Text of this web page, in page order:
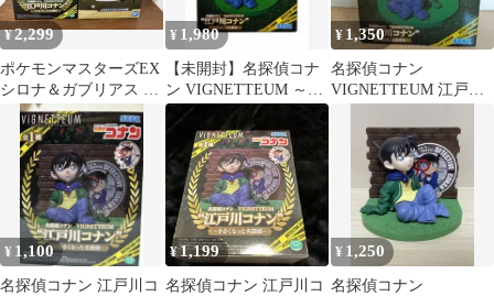
¥2,299
ポケモンマスターズEX
シロナ＆ガブリアス 江
戸川コナン フィギュ
ア 2体セット
¥ 1,980
【未開封】名探偵コナ
ン VIGNETTEUM ～小
さくなった名探偵～
¥ 1,350
名探偵コナン
VIGNETTEUM 江戸川
名探偵～
¥ 1,100
名探偵コナン 江戸川コ
¥1,199
名探偵コナン 江戸川コ
¥ 1,250
名探偵コナン